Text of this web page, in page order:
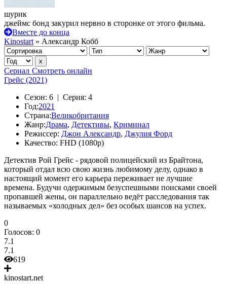
шурик
джеймс бонд закурил нервно в сторонке от этого фильма.
Вместе до конца
Kinostart » Александр Кобб
Сериал Смотреть онлайн
Грейс (2021)
Сезон: 6 | Серия: 4
Год:2021
Страна:Великобритания
Жанр:Драма, Детективы, Криминал
Режиссер: Джон Александр, Джулия Форд
Качество: FHD (1080p)
Детектив Рой Грейс - рядовой полицейский из Брайтона,
который отдал всю свою жизнь любимому делу, однако в
настоящий момент его карьера переживает не лучшие
времена. Будучи одержимым безуспешными поисками своей
пропавшей жены, он параллельно ведёт расследования так
называемых «холодных дел» без особых шансов на успех.
0
Голосов: 0
7.1
7.1
619
kinostart.net